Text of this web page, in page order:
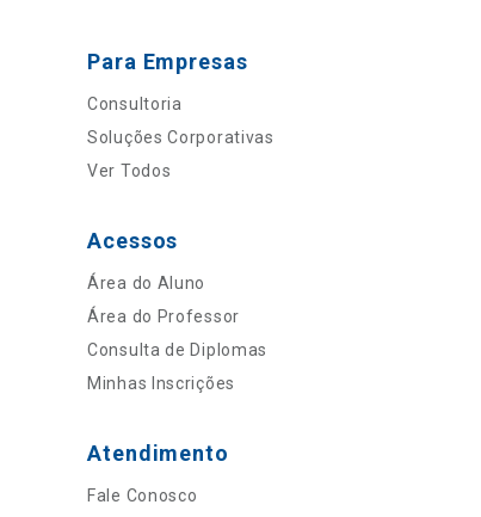
Para Empresas
Consultoria
Soluções Corporativas
Ver Todos
Acessos
Área do Aluno
Área do Professor
Consulta de Diplomas
Minhas Inscrições
Atendimento
Fale Conosco